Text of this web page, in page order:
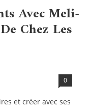
Avec Meli-
Chez Les
0
et créer avec ses